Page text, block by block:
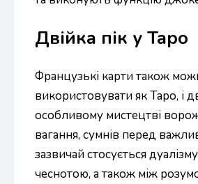
Двійка пік у Таро
Французькі карти також
використовувати як Таро, і
особливому мистецтві
вагання, сумнів перед
зазвичай стосується
чеснотою, а також між